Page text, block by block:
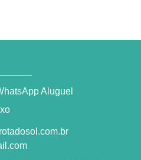
Aluguel